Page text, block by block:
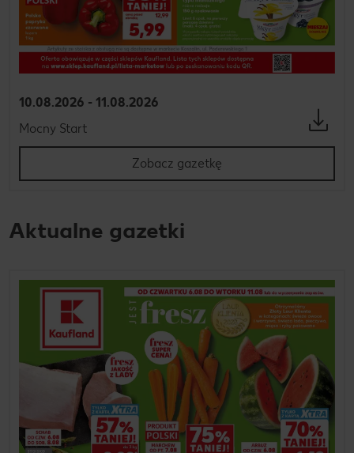
10.08.2026 - 11.08.2026
Mocny Start
Zobacz gazetkę
Aktualne gazetki